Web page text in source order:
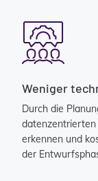
Weniger
Durch die
datenzentrierten
erkennen und
der